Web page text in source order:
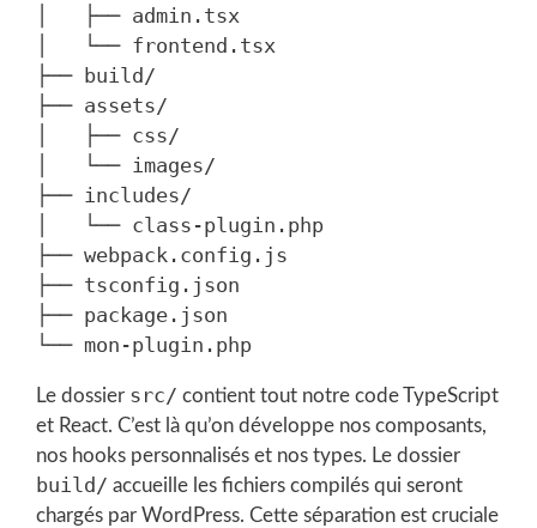
│   ├── admin.tsx
│   └── frontend.tsx
├── build/
├── assets/
│   ├── css/
│   └── images/
├── includes/
│   └── class-plugin.php
├── webpack.config.js
├── tsconfig.json
├── package.json
Le dossier src/ contient tout notre code TypeScript
et React. C’est là qu’on développe nos composants,
nos hooks personnalisés et nos types. Le dossier
build/ accueille les fichiers compilés qui seront
chargés par WordPress. Cette séparation est cruciale